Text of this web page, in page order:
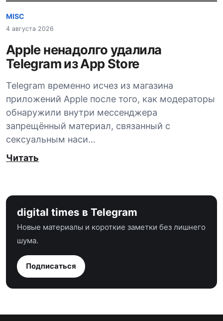
MISC
4 августа 2026
Apple ненадолго удалила
Telegram из App Store
Telegram временно исчез из магазина
приложений Apple после того, как модераторы
обнаружили внутри мессенджера
запрещённый материал, связанный с
сексуальным наси…
Читать
digital times в Telegram
Новые материалы и короткие заметки без лишнего
шума.
Подписаться